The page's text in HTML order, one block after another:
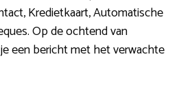
Kredietkaart, Automatische
Op de ochtend van
een bericht met het verwachte